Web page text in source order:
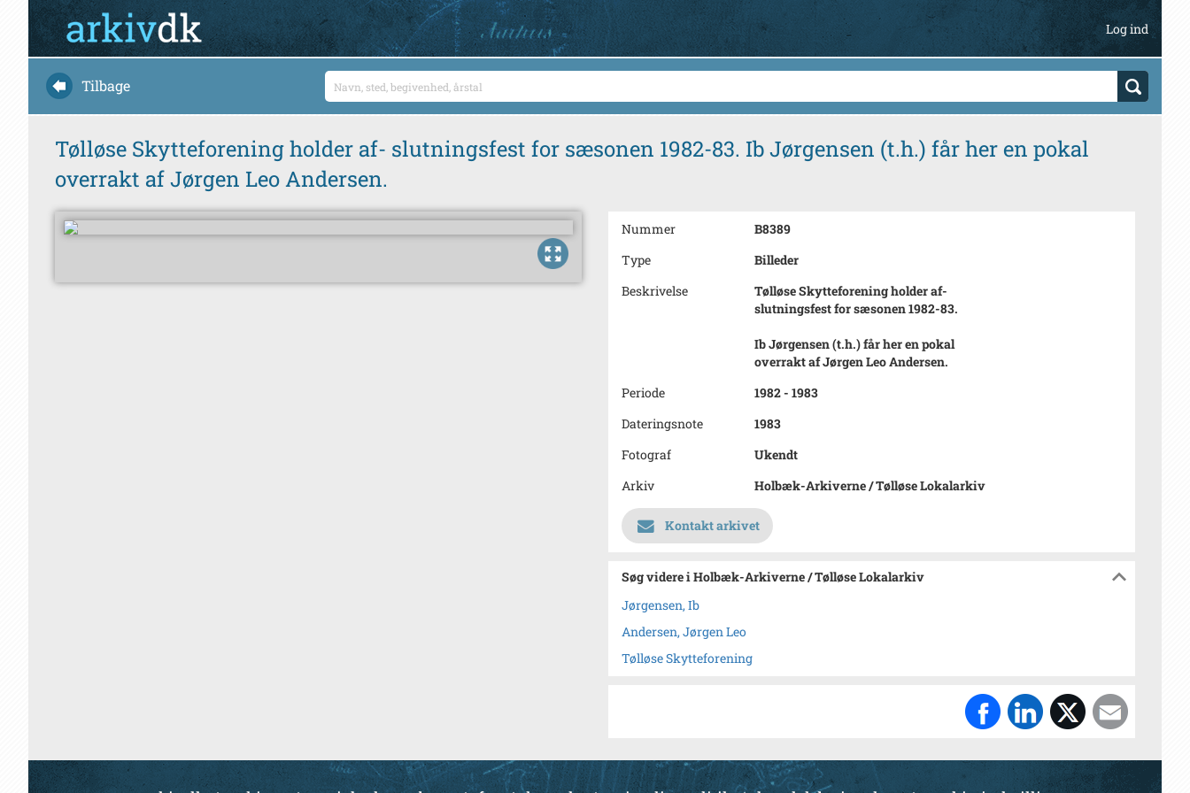
Log ind
Tilbage
Tølløse Skytteforening holder af- slutningsfest for sæsonen 1982-83. Ib Jørgensen (t.h.) får her en pokal
overrakt af Jørgen Leo Andersen.
Nummer
B8389
Type
Billeder
Beskrivelse
Tølløse Skytteforening holder af-
slutningsfest for sæsonen 1982-83.
Ib Jørgensen (t.h.) får her en pokal
overrakt af Jørgen Leo Andersen.
Periode
1982 - 1983
Dateringsnote
1983
Fotograf
Ukendt
Arkiv
Holbæk-Arkiverne / Tølløse Lokalarkiv
Kontakt arkivet
Søg videre i Holbæk-Arkiverne / Tølløse Lokalarkiv
Jørgensen, Ib
Andersen, Jørgen Leo
Tølløse Skytteforening